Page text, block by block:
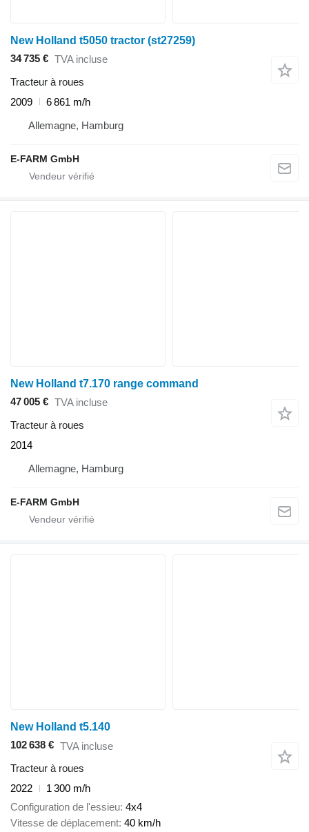
New Holland t5050 tractor (st27259)
34 735 € TVA incluse
Tracteur à roues
2009
6 861 m/h
Allemagne, Hamburg
E-FARM GmbH
New Holland t7.170 range command
47 005 € TVA incluse
Tracteur à roues
2014
Allemagne, Hamburg
E-FARM GmbH
New Holland t5.140
102 638 € TVA incluse
Tracteur à roues
2022
1 300 m/h
Configuration de l'essieu 4x4
Vitesse de déplacement 40 km/h